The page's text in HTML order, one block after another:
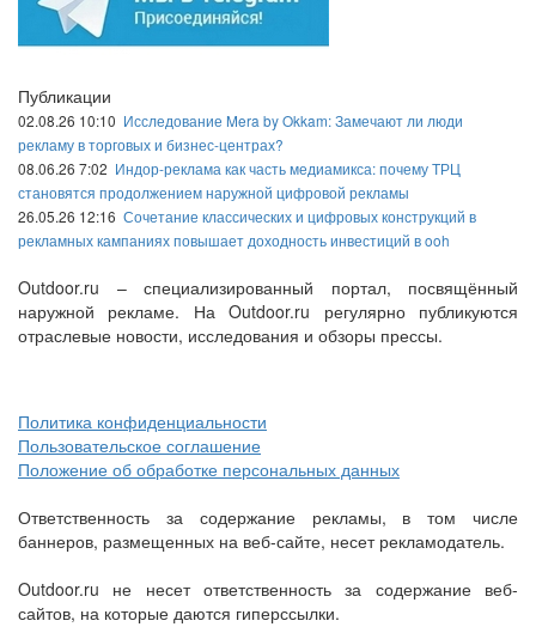
Публикации
02.08.26 10:10 Исследование Mera by Okkam: Замечают ли люди
рекламу в торговых и бизнес-центрах?
08.06.26 7:02 Индор-реклама как часть медиамикса: почему ТРЦ
становятся продолжением наружной цифровой рекламы
26.05.26 12:16 Сочетание классических и цифровых конструкций в
рекламных кампаниях повышает доходность инвестиций в ooh
Outdoor.ru – специализированный портал, посвящённый
наружной рекламе. На Outdoor.ru регулярно публикуются
отраслевые новости, исследования и обзоры прессы.
Политика конфиденциальности
Пользовательское соглашение
Положение об обработке персональных данных
Ответственность за содержание рекламы, в том числе
баннеров, размещенных на веб-сайте, несет рекламодатель.
Outdoor.ru не несет ответственность за содержание веб-
сайтов, на которые даются гиперссылки.